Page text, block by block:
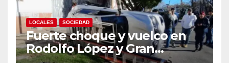
LOCALES SOCIEDAD
Fuerte choque y vuelco en
Rodolfo López y Gran